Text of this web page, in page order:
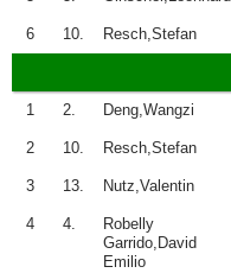
6 10. Resch,Stefan
1 2. Deng,Wangzi
2 10. Resch,Stefan
3 13. Nutz,Valentin
4 4.
Robelly
Garrido,David
Emilio